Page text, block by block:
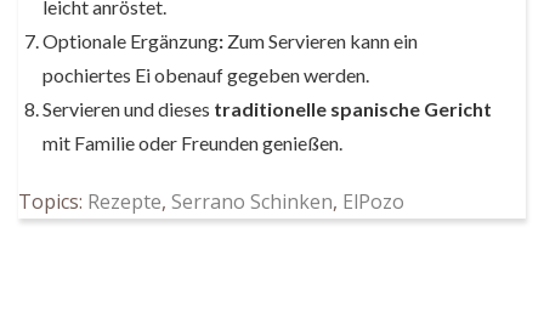
leicht anröstet.
Optionale Ergänzung: Zum Servieren kann ein
pochiertes Ei obenauf gegeben werden.
Servieren und dieses traditionelle spanische Gericht
mit Familie oder Freunden genießen.
Topics: Rezepte, Serrano Schinken, ElPozo